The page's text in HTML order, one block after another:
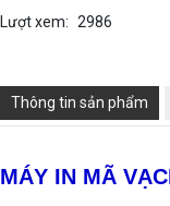
Lượt xem: 2986
Thông tin sản phẩm
MÁY IN MÃ